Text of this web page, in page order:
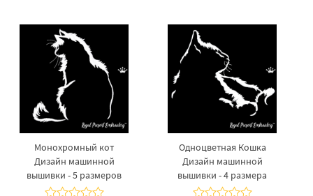
Монохромный кот
Дизайн машинной
вышивки - 5 размеров
Одноцветная Кошка
Дизайн машинной
вышивки - 4 размера